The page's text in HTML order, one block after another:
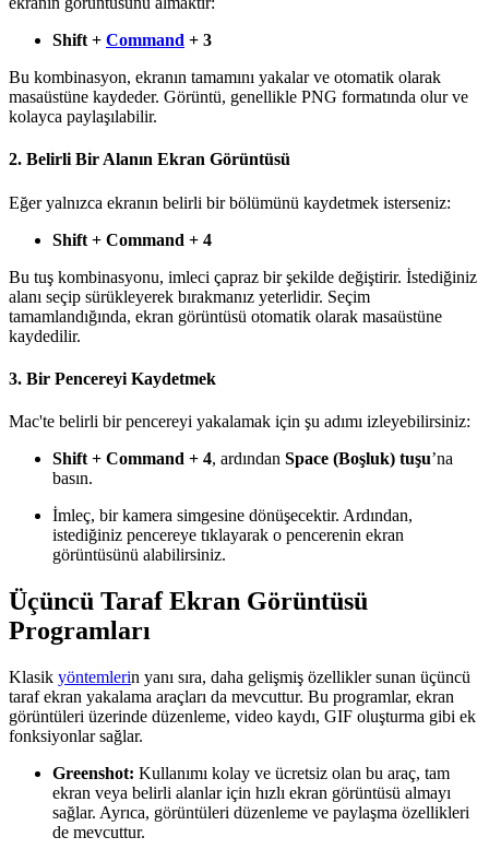
Shift + Command + 3
Bu kombinasyon, ekranın tamamını yakalar ve otomatik olarak
masaüstüne kaydeder. Görüntü, genellikle PNG formatında olur ve
kolayca paylaşılabilir.
2. Belirli Bir Alanın Ekran Görüntüsü
Eğer yalnızca ekranın belirli bir bölümünü kaydetmek isterseniz:
Shift + Command + 4
Bu tuş kombinasyonu, imleci çapraz bir şekilde değiştirir. İstediğiniz
alanı seçip sürükleyerek bırakmanız yeterlidir. Seçim
tamamlandığında, ekran görüntüsü otomatik olarak masaüstüne
kaydedilir.
3. Bir Pencereyi Kaydetmek
Mac'te belirli bir pencereyi yakalamak için şu adımı izleyebilirsiniz:
Shift + Command + 4, ardından Space (Boşluk) tuşu’na
basın.
İmleç, bir kamera simgesine dönüşecektir. Ardından,
istediğiniz pencereye tıklayarak o pencerenin ekran
görüntüsünü alabilirsiniz.
Üçüncü Taraf Ekran Görüntüsü
Programları
Klasik yöntemlerin yanı sıra, daha gelişmiş özellikler sunan üçüncü
taraf ekran yakalama araçları da mevcuttur. Bu programlar, ekran
görüntüleri üzerinde düzenleme, video kaydı, GIF oluşturma gibi ek
fonksiyonlar sağlar.
Greenshot: Kullanımı kolay ve ücretsiz olan bu araç, tam
ekran veya belirli alanlar için hızlı ekran görüntüsü almayı
sağlar. Ayrıca, görüntüleri düzenleme ve paylaşma özellikleri
de mevcuttur.